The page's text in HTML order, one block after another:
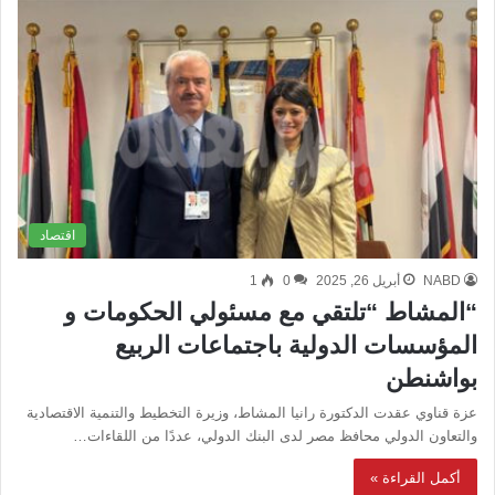
اقتصاد
NABD أبريل 26, 2025 0
1
“المشاط “تلتقي مع مسئولي الحكومات و
المؤسسات الدولية باجتماعات الربيع
بواشنطن
عزة قناوي عقدت الدكتورة رانيا المشاط، وزيرة التخطيط والتنمية الاقتصادية
والتعاون الدولي محافظ مصر لدى البنك الدولي، عددًا من اللقاءات…
أكمل القراءة »